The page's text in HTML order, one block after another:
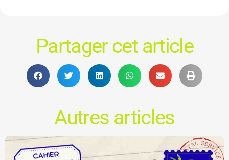
Partager cet article
Autres articles